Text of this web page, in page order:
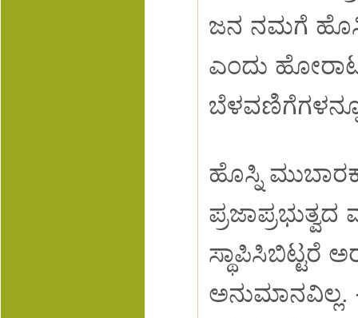
ಜನ ನಮಗೆ
ಎಂದು
ಹೊಸ್ನಿ
ಸ್ಥಾಪಿಸಿಬಿಟ್ಟರೆ